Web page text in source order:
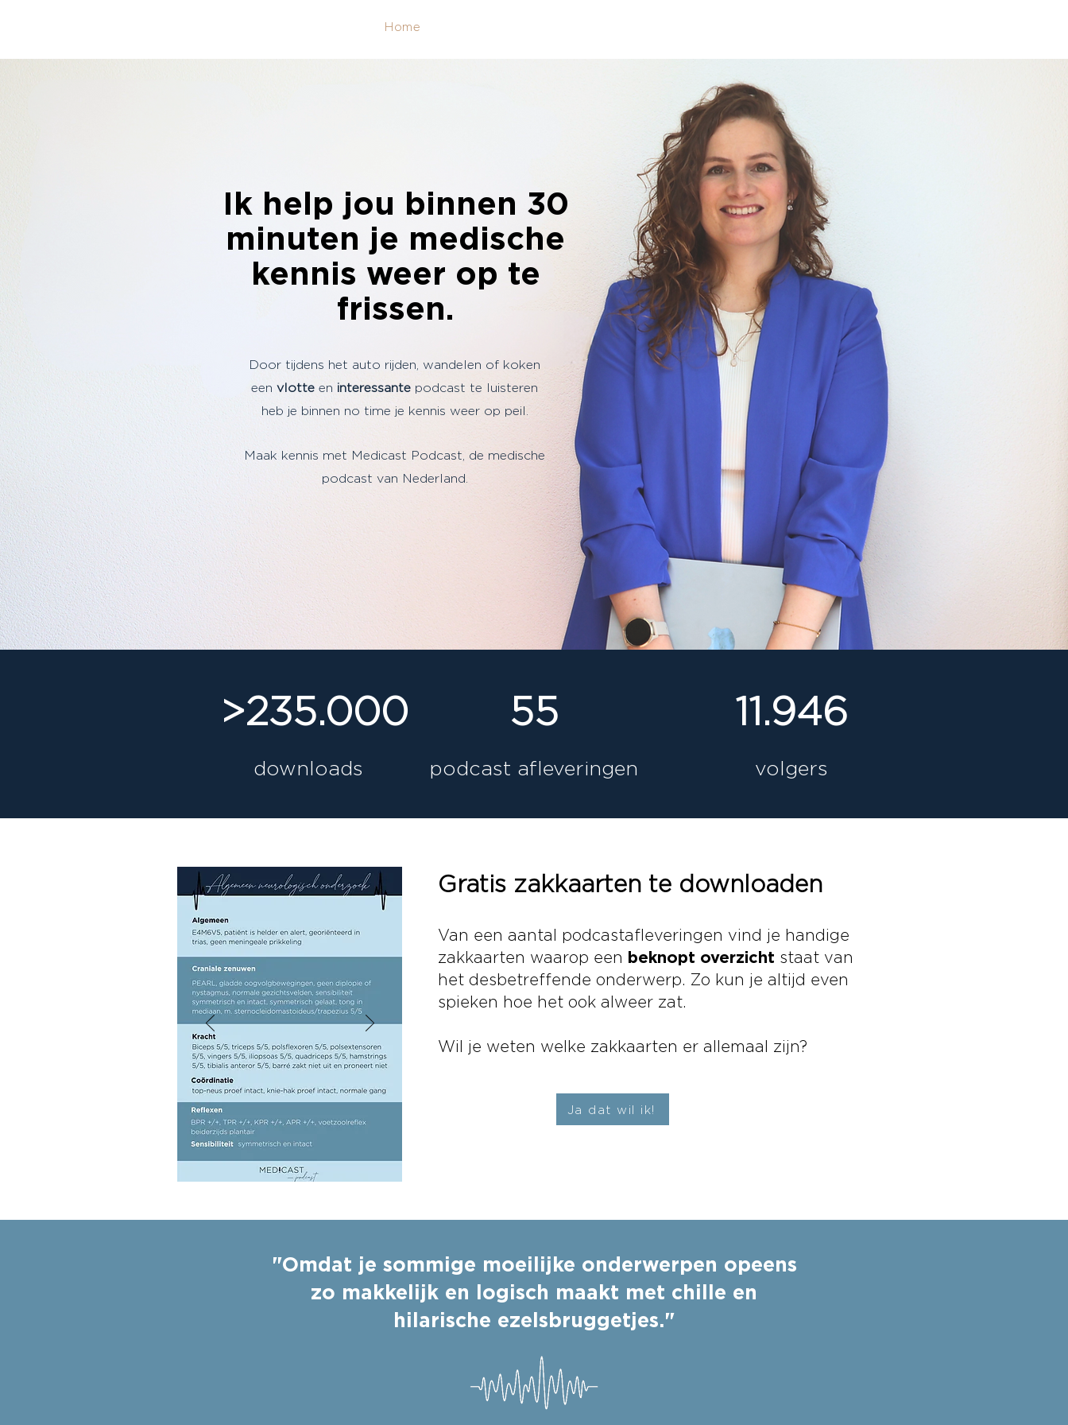
Home
Ik help jou binnen 30
minuten je medische
kennis weer op te
frissen.
Door tijdens het auto rijden, wandelen of koken
een vlotte en interessante podcast te luisteren
heb je binnen no time je kennis weer op peil.
Maak kennis met Medicast Podcast, de medische
podcast van Nederland.
>235.000
downloads
55
podcast afleveringen
11.946
volgers
Gratis zakkaarten te downloaden
Van een aantal podcastafleveringen vind je handige
zakkaarten waarop een beknopt overzicht staat van
het desbetreffende onderwerp. Zo kun je altijd even
spieken hoe het ook alweer zat.
Wil je weten welke zakkaarten er allemaal zijn?
Ja dat wil ik!
"Omdat je sommige moeilijke onderwerpen opeens
zo makkelijk en logisch maakt met chille en
hilarische ezelsbruggetjes."